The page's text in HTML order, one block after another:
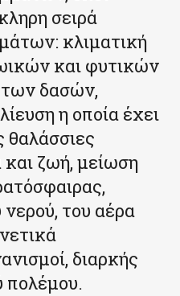
σειρά
κλιματική
και φυτικών
δασών,
η οποία έχει
θαλάσσιες
ζωή, μείωση
του αέρα
διαρκής
πολέμου.